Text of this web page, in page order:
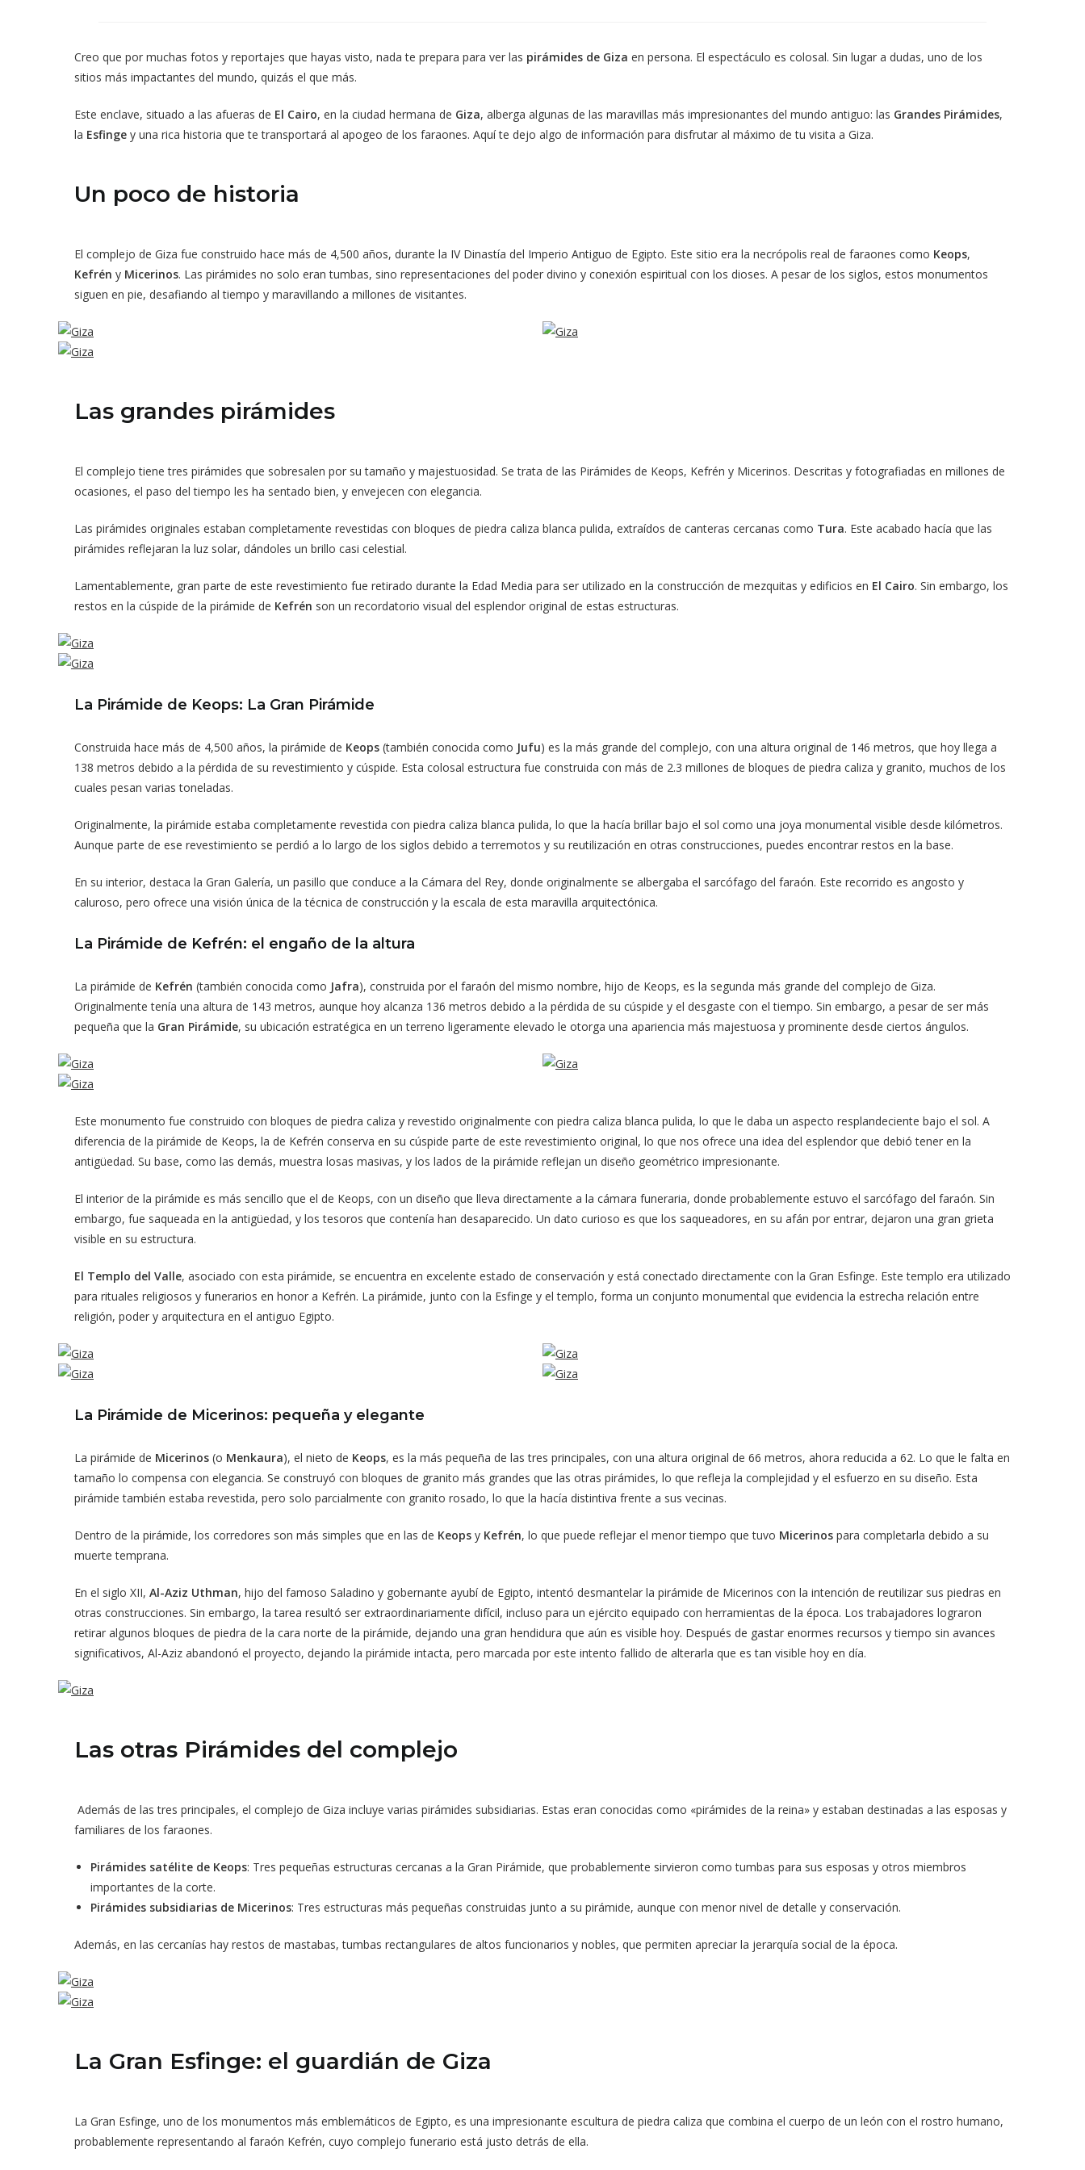
Creo que por muchas fotos y reportajes que hayas visto, nada te prepara para ver las pirámides de Giza en persona. El espectáculo es colosal. Sin lugar a dudas, uno de los
sitios más impactantes del mundo, quizás el que más.
Este enclave, situado a las afueras de El Cairo, en la ciudad hermana de Giza, alberga algunas de las maravillas más impresionantes del mundo antiguo: las Grandes Pirámides,
la Esfinge y una rica historia que te transportará al apogeo de los faraones. Aquí te dejo algo de información para disfrutar al máximo de tu visita a Giza.
Un poco de historia
El complejo de Giza fue construido hace más de 4,500 años, durante la IV Dinastía del Imperio Antiguo de Egipto. Este sitio era la necrópolis real de faraones como Keops,
Kefrén y Micerinos. Las pirámides no solo eran tumbas, sino representaciones del poder divino y conexión espiritual con los dioses. A pesar de los siglos, estos monumentos
siguen en pie, desafiando al tiempo y maravillando a millones de visitantes.
Las grandes pirámides
El complejo tiene tres pirámides que sobresalen por su tamaño y majestuosidad. Se trata de las Pirámides de Keops, Kefrén y Micerinos. Descritas y fotografiadas en millones de
ocasiones, el paso del tiempo les ha sentado bien, y envejecen con elegancia.
Las pirámides originales estaban completamente revestidas con bloques de piedra caliza blanca pulida, extraídos de canteras cercanas como Tura. Este acabado hacía que las
pirámides reflejaran la luz solar, dándoles un brillo casi celestial.
Lamentablemente, gran parte de este revestimiento fue retirado durante la Edad Media para ser utilizado en la construcción de mezquitas y edificios en El Cairo. Sin embargo, los
restos en la cúspide de la pirámide de Kefrén son un recordatorio visual del esplendor original de estas estructuras.
La Pirámide de Keops: La Gran Pirámide
Construida hace más de 4,500 años, la pirámide de Keops (también conocida como Jufu) es la más grande del complejo, con una altura original de 146 metros, que hoy llega a
138 metros debido a la pérdida de su revestimiento y cúspide. Esta colosal estructura fue construida con más de 2.3 millones de bloques de piedra caliza y granito, muchos de los
cuales pesan varias toneladas.
Originalmente, la pirámide estaba completamente revestida con piedra caliza blanca pulida, lo que la hacía brillar bajo el sol como una joya monumental visible desde kilómetros.
Aunque parte de ese revestimiento se perdió a lo largo de los siglos debido a terremotos y su reutilización en otras construcciones, puedes encontrar restos en la base.
En su interior, destaca la Gran Galería, un pasillo que conduce a la Cámara del Rey, donde originalmente se albergaba el sarcófago del faraón. Este recorrido es angosto y
caluroso, pero ofrece una visión única de la técnica de construcción y la escala de esta maravilla arquitectónica.
La Pirámide de Kefrén: el engaño de la altura
La pirámide de Kefrén (también conocida como Jafra), construida por el faraón del mismo nombre, hijo de Keops, es la segunda más grande del complejo de Giza.
Originalmente tenía una altura de 143 metros, aunque hoy alcanza 136 metros debido a la pérdida de su cúspide y el desgaste con el tiempo. Sin embargo, a pesar de ser más
pequeña que la Gran Pirámide, su ubicación estratégica en un terreno ligeramente elevado le otorga una apariencia más majestuosa y prominente desde ciertos ángulos.
Este monumento fue construido con bloques de piedra caliza y revestido originalmente con piedra caliza blanca pulida, lo que le daba un aspecto resplandeciente bajo el sol. A
diferencia de la pirámide de Keops, la de Kefrén conserva en su cúspide parte de este revestimiento original, lo que nos ofrece una idea del esplendor que debió tener en la
antigüedad. Su base, como las demás, muestra losas masivas, y los lados de la pirámide reflejan un diseño geométrico impresionante.
El interior de la pirámide es más sencillo que el de Keops, con un diseño que lleva directamente a la cámara funeraria, donde probablemente estuvo el sarcófago del faraón. Sin
embargo, fue saqueada en la antigüedad, y los tesoros que contenía han desaparecido. Un dato curioso es que los saqueadores, en su afán por entrar, dejaron una gran grieta
visible en su estructura.
El Templo del Valle, asociado con esta pirámide, se encuentra en excelente estado de conservación y está conectado directamente con la Gran Esfinge. Este templo era utilizado
para rituales religiosos y funerarios en honor a Kefrén. La pirámide, junto con la Esfinge y el templo, forma un conjunto monumental que evidencia la estrecha relación entre
religión, poder y arquitectura en el antiguo Egipto.
La Pirámide de Micerinos: pequeña y elegante
La pirámide de Micerinos (o Menkaura), el nieto de Keops, es la más pequeña de las tres principales, con una altura original de 66 metros, ahora reducida a 62. Lo que le falta en
tamaño lo compensa con elegancia. Se construyó con bloques de granito más grandes que las otras pirámides, lo que refleja la complejidad y el esfuerzo en su diseño. Esta
pirámide también estaba revestida, pero solo parcialmente con granito rosado, lo que la hacía distintiva frente a sus vecinas.
Dentro de la pirámide, los corredores son más simples que en las de Keops y Kefrén, lo que puede reflejar el menor tiempo que tuvo Micerinos para completarla debido a su
muerte temprana.
En el siglo XII, Al-Aziz Uthman, hijo del famoso Saladino y gobernante ayubí de Egipto, intentó desmantelar la pirámide de Micerinos con la intención de reutilizar sus piedras en
otras construcciones. Sin embargo, la tarea resultó ser extraordinariamente difícil, incluso para un ejército equipado con herramientas de la época. Los trabajadores lograron
retirar algunos bloques de piedra de la cara norte de la pirámide, dejando una gran hendidura que aún es visible hoy. Después de gastar enormes recursos y tiempo sin avances
significativos, Al-Aziz abandonó el proyecto, dejando la pirámide intacta, pero marcada por este intento fallido de alterarla que es tan visible hoy en día.
Las otras Pirámides del complejo
Además de las tres principales, el complejo de Giza incluye varias pirámides subsidiarias. Estas eran conocidas como «pirámides de la reina» y estaban destinadas a las esposas y
familiares de los faraones.
Pirámides satélite de Keops: Tres pequeñas estructuras cercanas a la Gran Pirámide, que probablemente sirvieron como tumbas para sus esposas y otros miembros
importantes de la corte.
Pirámides subsidiarias de Micerinos: Tres estructuras más pequeñas construidas junto a su pirámide, aunque con menor nivel de detalle y conservación.
Además, en las cercanías hay restos de mastabas, tumbas rectangulares de altos funcionarios y nobles, que permiten apreciar la jerarquía social de la época.
La Gran Esfinge: el guardián de Giza
La Gran Esfinge, uno de los monumentos más emblemáticos de Egipto, es una impresionante escultura de piedra caliza que combina el cuerpo de un león con el rostro humano,
probablemente representando al faraón Kefrén, cuyo complejo funerario está justo detrás de ella.